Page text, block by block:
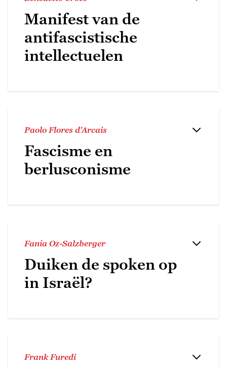
Manifest van de
antifascistische
intellectuelen
Paolo Flores d'Arcais
Fascisme en
berlusconisme
Fania Oz-Salzberger
Duiken de spoken op
in Israël?
Frank Furedi